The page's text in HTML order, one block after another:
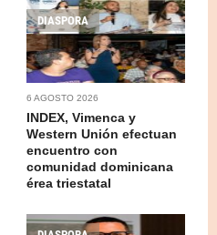
DIASPORA
6 AGOSTO 2026
INDEX, Vimenca y
Western Unión efectuan
encuentro con
comunidad dominicana
érea triestatal